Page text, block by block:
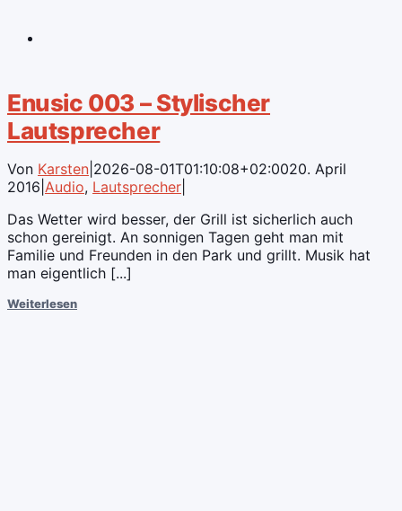
Enusic 003 – Stylischer
Lautsprecher
Von Karsten 2026-08-01T01:10:08+02:0020. April
2016 Audio, Lautsprecher
Das Wetter wird besser, der Grill ist sicherlich auch
schon gereinigt. An sonnigen Tagen geht man mit
Familie und Freunden in den Park und grillt. Musik hat
man eigentlich [...]
Weiterlesen